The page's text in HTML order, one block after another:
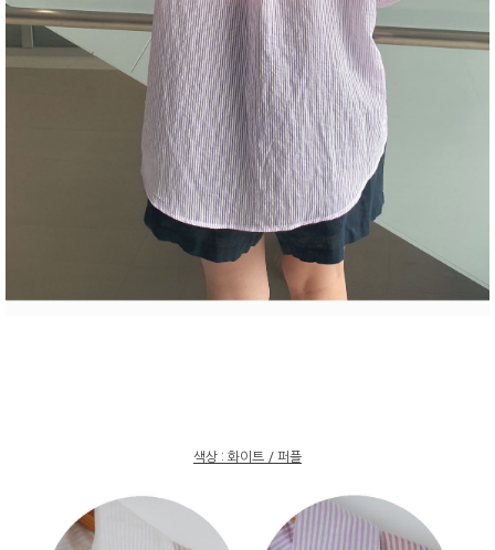
색상 : 화이트 / 퍼플